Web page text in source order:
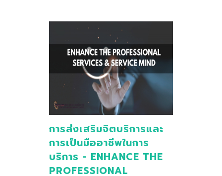
การส่งเสริมจิตบริการและ
การเป็นมืออาชีพในการ
บริการ - ENHANCE THE
PROFESSIONAL